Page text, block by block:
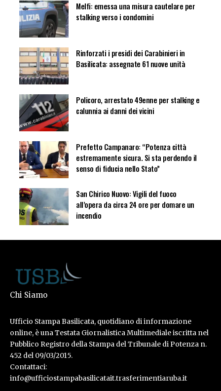
Melfi: emessa una misura cautelare per
stalking verso i condomini
Rinforzati i presidi dei Carabinieri in
Basilicata: assegnate 61 nuove unità
Policoro, arrestato 49enne per stalking e
calunnia ai danni dei vicini
Prefetto Campanaro: “Potenza città
estremamente sicura. Si sta perdendo il
senso di fiducia nello Stato”
San Chirico Nuovo: Vigili del fuoco
all’opera da circa 24 ore per domare un
incendio
Chi Siamo
Ufficio Stampa Basilicata, quotidiano di informazione
online, è una Testata Giornalistica Multimediale iscritta nel
Pubblico Registro della Stampa del Tribunale di Potenza n.
452 del 09/03/2015.
Contattaci:
info@ufficiostampabasilicatait.trasferimentiaruba.it